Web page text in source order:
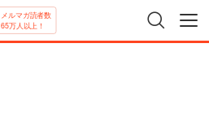
メルマガ読者数
65万人以上！